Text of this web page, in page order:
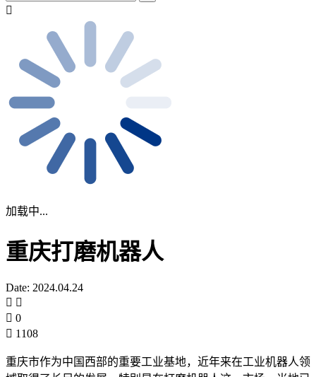
加载中...
重庆打磨机器人
Date: 2024.04.24
0
1108
重庆市作为中国西部的重要工业基地，近年来在工业机器人领